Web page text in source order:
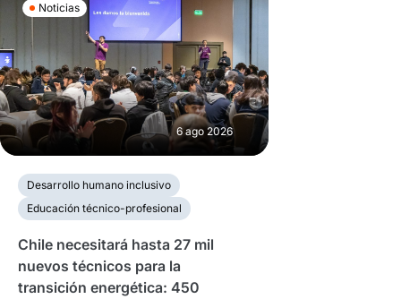
Noticias
6 ago 2026
Desarrollo humano inclusivo
Educación técnico-profesional
Chile necesitará hasta 27 mil
nuevos técnicos para la
transición energética: 450